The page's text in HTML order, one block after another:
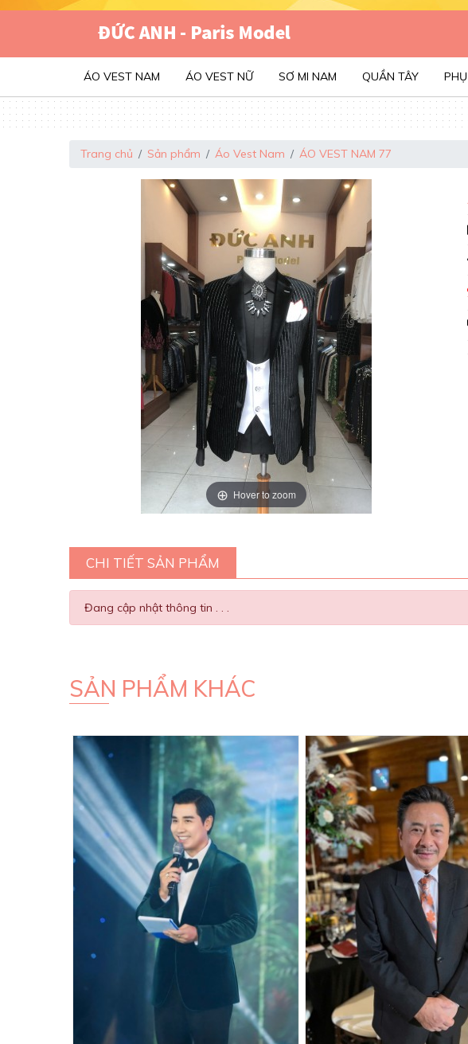
ÁO VEST NAM ÁO VEST NỮ SƠ MI NAM QUẦN TÂY
Trang chủ Sản phẩm Áo Vest Nam ÁO VEST NAM 77
Hover to zoom
CHI TIẾT SẢN PHẨM
Đang cập nhật thông tin . . .
SẢN PHẨM KHÁC